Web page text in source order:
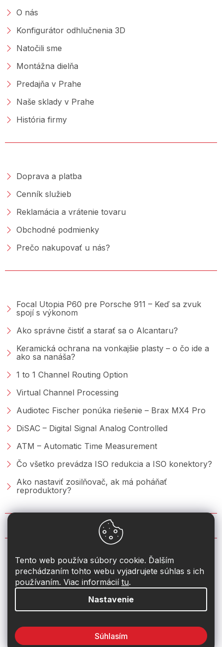
Tento web používa súbory cookie. Ďalším
prechádzaním tohto webu vyjadrujete súhlas s ich
používaním. Viac informácií tu.
Nastavenie
Súhlasím
O nás
Konfigurátor odhlučnenia 3D
Natočili sme
Montážna dielňa
Predajňa v Prahe
Naše sklady v Prahe
História firmy
Doprava a platba
Cenník služieb
Reklamácia a vrátenie tovaru
Obchodné podmienky
Prečo nakupovať u nás?
Focal Utopia P60 pre Porsche 911 – Keď sa zvuk
spojí s výkonom
Ako správne čistiť a starať sa o Alcantaru?
Keramická ochrana na vonkajšie plasty – o čo ide a
ako sa nanáša?
1 to 1 Channel Routing Option
Virtual Channel Processing
Audiotec Fischer ponúka riešenie – Brax MX4 Pro
DiSAC – Digital Signal Analog Controlled
ATM – Automatic Time Measurement
Čo všetko prevádza ISO redukcia a ISO konektory?
Ako nastaviť zosilňovač, ak má poháňať
reproduktory?
KONTAKT
info@2din.sk
+421 222 205 928
Vytvoril Shoptet